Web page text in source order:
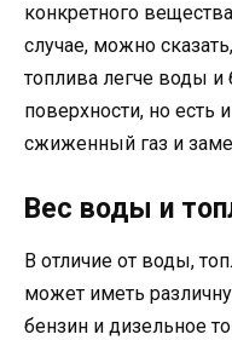
конкретного
случае, можно
топлива легче воды и
поверхности, но есть
сжиженный газ и
Вес воды и
В отличие от воды,
может иметь
бензин и дизельное